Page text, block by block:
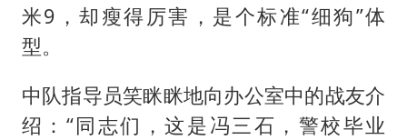
宇树王兴兴被问了360多个问题
唐田赛前发布会上引用《孙子兵法》
台当局重金为“台独”织“皇帝新衣”
米9，却瘦得厉害，是个标准“细狗”体
型。
中队指导员笑眯眯地向办公室中的战友介
绍：“同志们，这是冯三石，警校毕业